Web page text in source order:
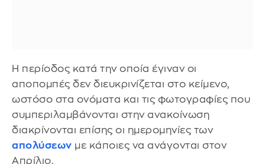
Η περίοδος κατά την οποία έγιναν οι
αποπομπές δεν διευκρινίζεται στο κείμενο,
ωστόσο στα ονόματα και τις φωτογραφίες που
συμπεριλαμβάνονται στην ανακοίνωση
διακρίνονται επίσης οι ημερομηνίες των
απολύσεων με κάποιες να ανάγονται στον
Απρίλιο.